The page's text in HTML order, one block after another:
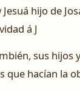
Jesuá hijo de
á J
sus
que hacían la